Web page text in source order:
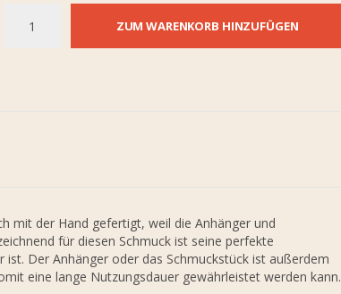
ZUM WARENKORB HINZUFÜGEN
mit der Hand gefertigt, weil die Anhänger und
für diesen Schmuck ist seine perfekte
Der Anhänger oder das Schmuckstück ist außerdem
eine lange Nutzungsdauer gewährleistet werden kann.